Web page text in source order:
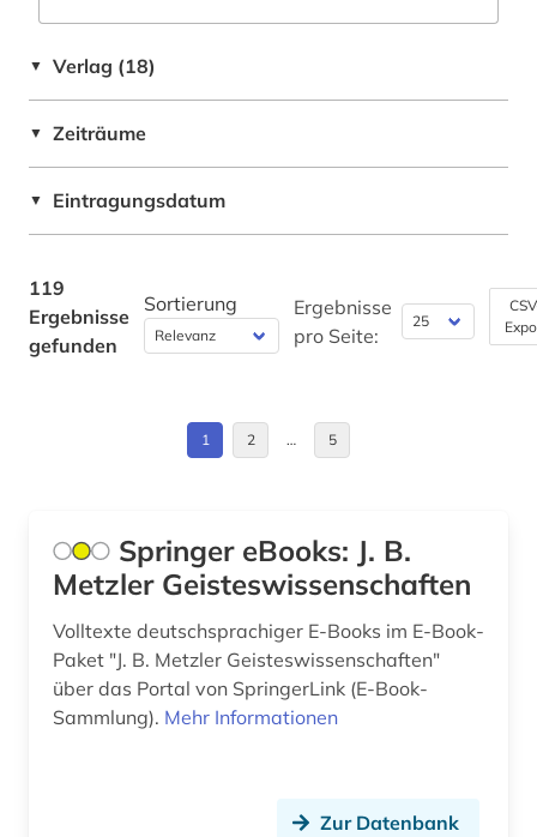
geschichte 1850-1900 (1)
grammatik (2)
hispanistik (27)
dramatiker (1)
hugo (1)
iberoromanistik (26)
indigenes volk (1)
Oesterreich (1)
Rumänien (2)
Schweiz (3)
Slowakei (1)
Spanien (13)
Suedamerika (5)
▼ Verlag (18)
▼ Zeiträume
▼ Eintragungsdatum
119
Ergebnisse
gefunden
Sortierung
Ergebnisse
pro Seite:
1 2 … 5
Springer eBooks: J. B.
Metzler Geisteswissenschaften
Volltexte deutschsprachiger E-Books im E-Book-
Paket "J. B. Metzler Geisteswissenschaften"
über das Portal von SpringerLink (E-Book-
Sammlung). Mehr Informationen
Zur Datenbank